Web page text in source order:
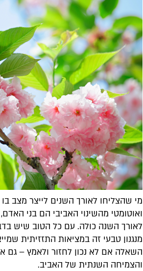
מי שהצליחו לאורך השנים לייצר מצב
ואוטומטי מהשינוי האביבי הם בני
לאורך השנה כולה. עם כל הטוב שיש
השאלה אם לא נכון לחזור ולאמץ – גם
והצמיחה השנתית של האביב.